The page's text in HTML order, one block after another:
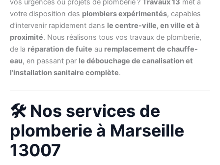
vos urgences ou projets de plomberie ? Travaux 13 met à
votre disposition des plombiers expérimentés, capables
d’intervenir rapidement dans le centre-ville, en ville et à
proximité. Nous réalisons tous vos travaux de plomberie,
de la réparation de fuite au remplacement de chauffe-
eau, en passant par le débouchage de canalisation et
l’installation sanitaire complète.
🛠️ Nos services de
plomberie à Marseille
13007